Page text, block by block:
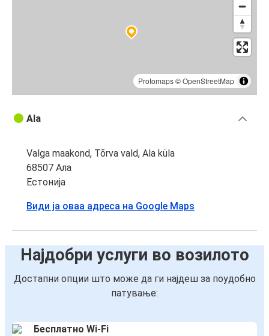
Protomaps©OpenStreetMap
Ala
Valga maakond, Tõrva vald, Ala küla
68507 Ала
Естонија
Види ја оваа адреса на Google Maps
Најдобри услуги во возилото
Достапни опции што може да ги најдеш за поудобно
патување:
Бесплатно Wi-Fi